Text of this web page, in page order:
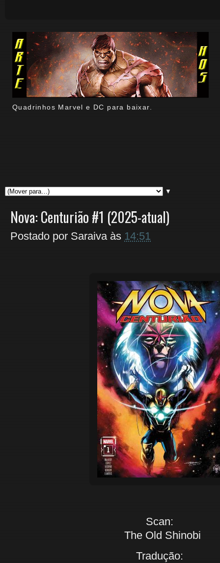
Quadrinhos Marvel e DC para baixar.
▼
Nova: Centurião #1 (2025-atual)
Postado por Saraiva às 14:51
Scan:
The Old Shinobi
Tradução: